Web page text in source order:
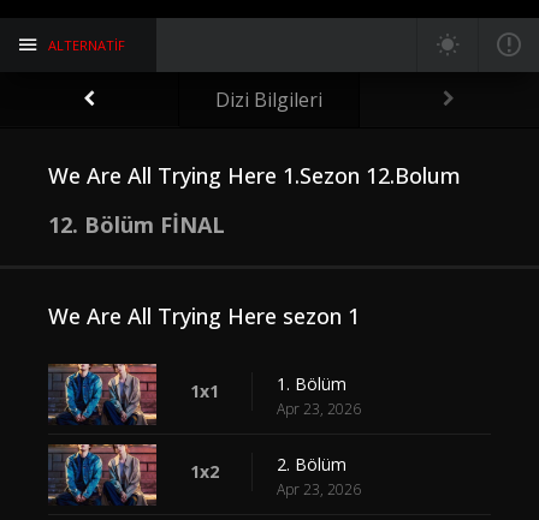
ALTERNATIF
Dizi Bilgileri
We Are All Trying Here 1.Sezon 12.Bolum
12. Bölüm FİNAL
We Are All Trying Here sezon 1
1x1 1. Bölüm
Apr 23, 2026
1x2 2. Bölüm
Apr 23, 2026